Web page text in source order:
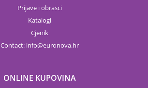
Prijave i obrasci
Katalogi
Cjenik
Contact: info euronova.hr
ONLINE KUPOVINA